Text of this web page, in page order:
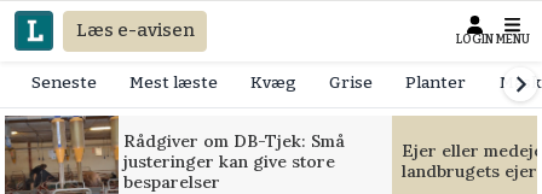
Læs e-avisen LOGIN MENU
Seneste Mest læste Kvæg Grise Planter
Rådgiver om DB-Tjek: Små
justeringer kan give store
besparelser
Ejer eller
landbrugets